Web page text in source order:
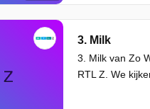
3. Milk
3. Milk van Zo
RTL Z. We